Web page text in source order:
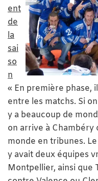
ent
de
la
sai
so
n
« En première phase,
entre les matchs. Si
y a beaucoup de
on arrive à Chambéry
monde en tribunes.
y avait deux équipes
Montpellier, ainsi que